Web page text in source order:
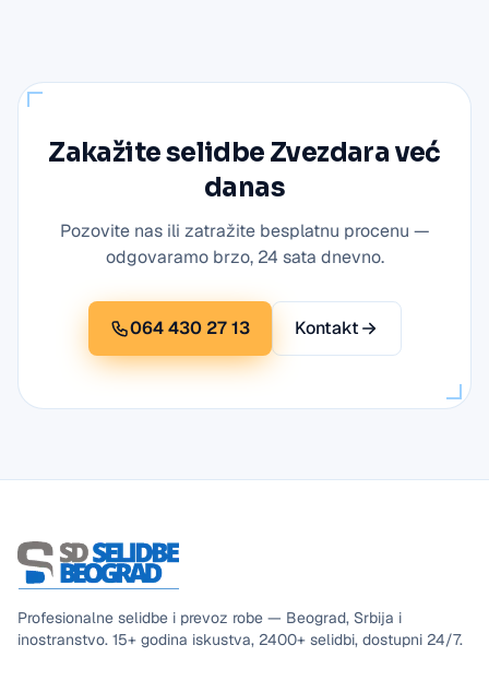
Zakažiteselidbe Zvezdara već
danas
Pozovite nas ili zatražite besplatnu procenu —
odgovaramo brzo, 24 sata dnevno.
064 430 27 13 Kontakt
Profesionalne selidbe i prevoz robe — Beograd, Srbija i
inostranstvo. 15+ godina iskustva, 2400+ selidbi, dostupni 24/7.